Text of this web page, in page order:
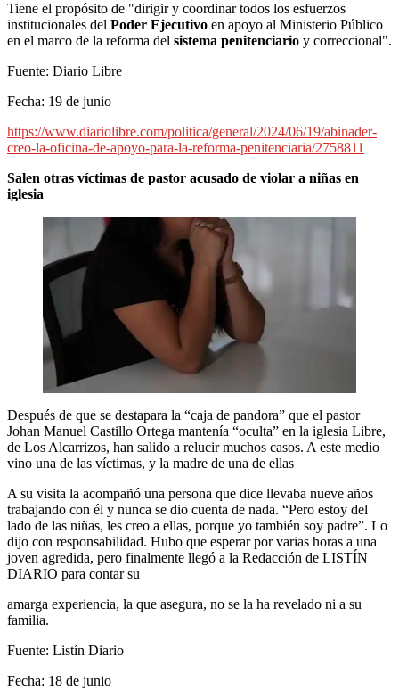
Tiene el propósito de "dirigir y coordinar todos los esfuerzos
institucionales del Poder Ejecutivo en apoyo al Ministerio Público
en el marco de la reforma del sistema penitenciario y correccional".
Fuente: Diario Libre
Fecha: 19 de junio
https://www.diariolibre.com/politica/general/2024/06/19/abinader-
creo-la-oficina-de-apoyo-para-la-reforma-penitenciaria/2758811
Salen otras víctimas de pastor acusado de violar a niñas en
iglesia
Después de que se destapara la “caja de pandora” que el pastor
Johan Manuel Castillo Ortega mantenía “oculta” en la iglesia Libre,
de Los Alcarrizos, han salido a relucir muchos casos. A este medio
vino una de las víctimas, y la madre de una de ellas
A su visita la acompañó una persona que dice llevaba nueve años
trabajando con él y nunca se dio cuenta de nada. “Pero estoy del
lado de las niñas, les creo a ellas, porque yo también soy padre”. Lo
dijo con responsabilidad. Hubo que esperar por varias horas a una
joven agredida, pero finalmente llegó a la Redacción de LISTÍN
DIARIO para contar su
amarga experiencia, la que asegura, no se la ha revelado ni a su
familia.
Fuente: Listín Diario
Fecha: 18 de junio